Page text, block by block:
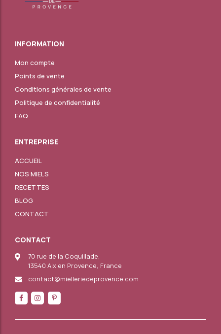
INFORMATION
Mon compte
Points de vente
Conditions générales de vente
Politique de confidentialité
FAQ
ENTREPRISE
ACCUEIL
NOS MIELS
RECETTES
BLOG
CONTACT
CONTACT
70 rue de la Coquillade,
13540 Aix en Provence, France
contact@mielleriedeprovence.com